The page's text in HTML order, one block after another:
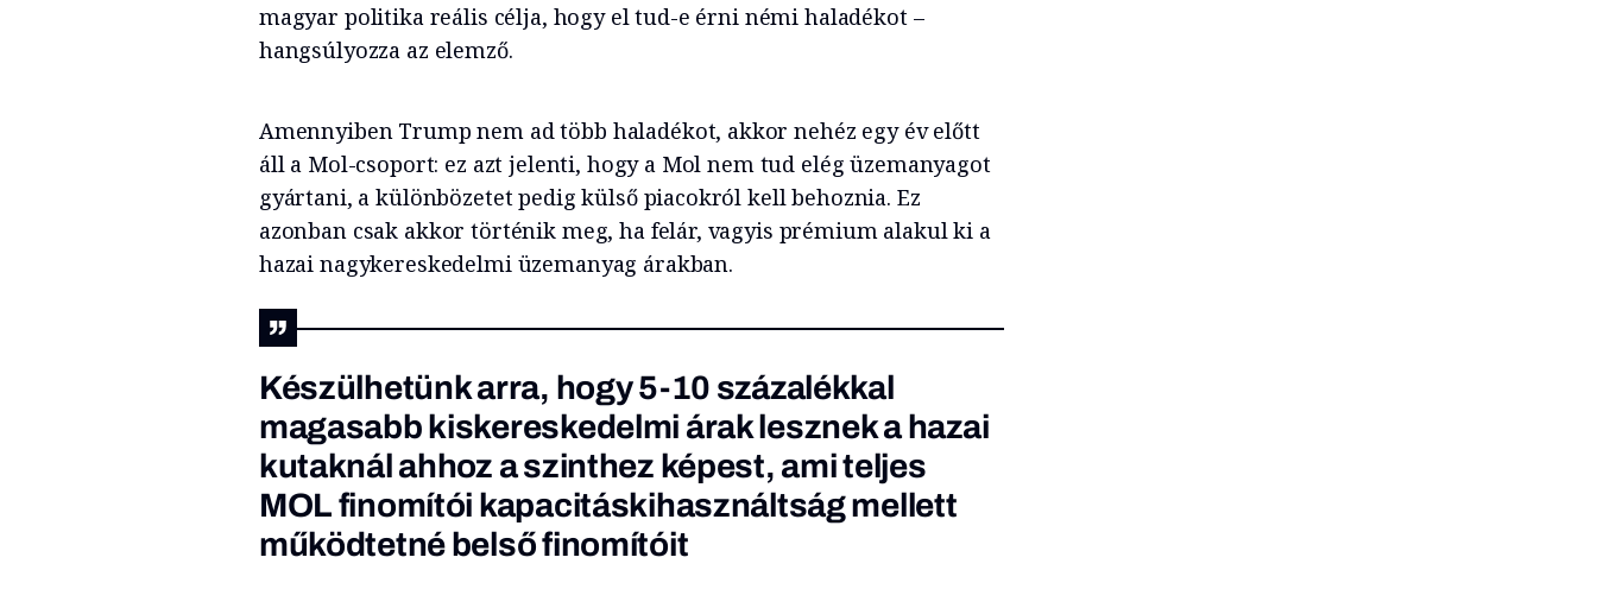
magyar politika reális célja, hogy el tud-e érni némi haladékot –
hangsúlyozza az elemző.
Amennyiben Trump nem ad több haladékot, akkor nehéz egy év előtt
áll a Mol-csoport: ez azt jelenti, hogy a Mol nem tud elég üzemanyagot
gyártani, a különbözetet pedig külső piacokról kell behoznia. Ez
azonban csak akkor történik meg, ha felár, vagyis prémium alakul ki a
hazai nagykereskedelmi üzemanyag árakban.
Készülhetünk arra, hogy 5-10 százalékkal
magasabb kiskereskedelmi árak lesznek a hazai
kutaknál ahhoz a szinthez képest, ami teljes
MOL finomítói kapacitáskihasználtság mellett
működtetné belső finomítóit